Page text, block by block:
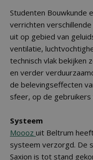
Studenten Bouwkunde
verrichten
uit op gebied van
ventilatie,
technisch vlak bekijken
en verder
de belevingseffecten
sfeer, op de
Systeem
Moooz uit Beltrum
systeem verzorgd. De
Saxion is tot stand